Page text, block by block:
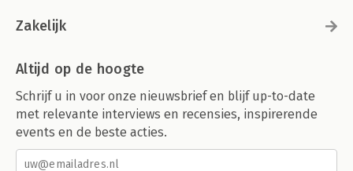
Zakelijk
Altijd op de hoogte
Schrijf u in voor onze nieuwsbrief en blijf up-to-date
met relevante interviews en recensies, inspirerende
events en de beste acties.